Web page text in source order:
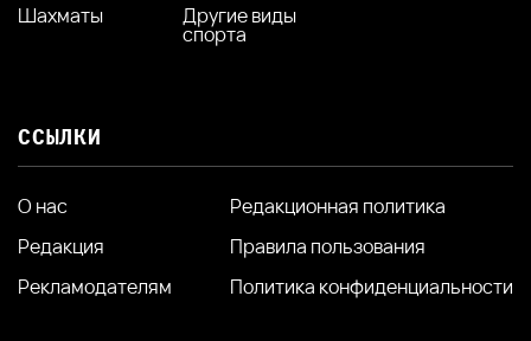
Шахматы
Другие виды
спорта
ССЫЛКИ
О нас
Редакция
Рекламодателям
Редакционная политика
Правила пользования
Политика конфиденциальности